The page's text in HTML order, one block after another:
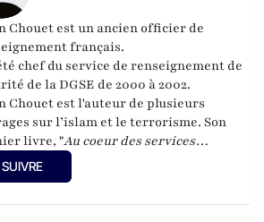
Chouet estun ancien officier de
français.
chef du service de renseignement de
de la DGSE de 2000 à 2002.
Chouet est l'auteur de plusieurs
sur l’islam et le terrorisme. Son
livre, "Au coeur des services
: La menace islamiste : Fausses
et vrais dangers
SUIVRE